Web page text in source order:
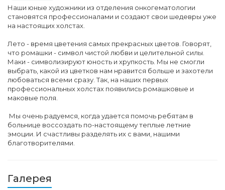
Наши юные художники из отделения онкогематологии
становятся профессионалами и создают свои шедевры уже
на настоящих холстах.
Лето - время цветения самых прекрасных цветов. Говорят,
что ромашки - символ чистой любви и целительной силы.
Маки - символизируют юность и хрупкость. Мы не смогли
выбрать, какой из цветков нам нравится больше и захотели
любоваться всеми сразу. Так, на наших первых
профессиональных холстах появились ромашковые и
маковые поля.
Мы очень радуемся, когда удается помочь ребятам в
больнице воссоздать по-настоящему теплые летние
эмоции. И счастливы разделять их с вами, нашими
благотворителями.
Галерея